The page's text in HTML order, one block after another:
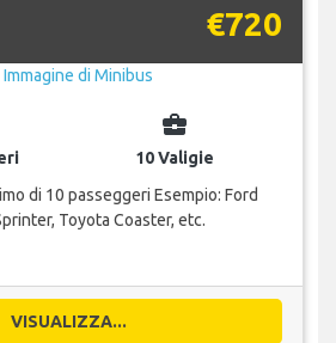
€720
business_center
10 Valigie
di 10 passeggeri Esempio: Ford
Toyota Coaster, etc.
VISUALIZZA...